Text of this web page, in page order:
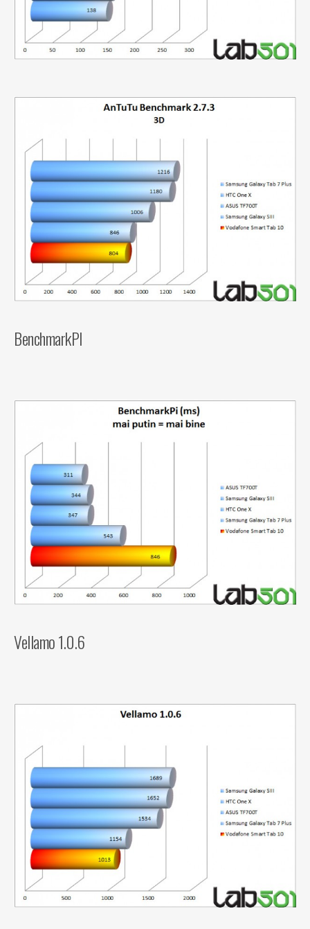
BenchmarkPI
Vellamo 1.0.6